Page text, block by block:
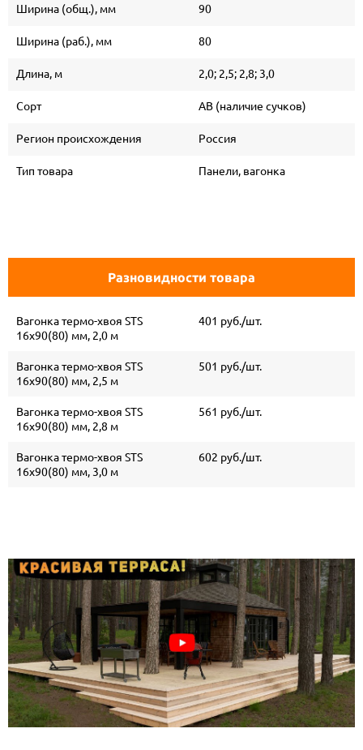
Ширина (общ.), мм 90
Ширина (раб.), мм 80
Длина, м 2,0; 2,5; 2,8; 3,0
Сорт АВ (наличие сучков)
Регион происхождения Россия
Тип товара Панели, вагонка
Разновидности товара
Вагонка термо-хвоя STS
16х90(80) мм, 2,0 м
401 руб./шт.
Вагонка термо-хвоя STS
16х90(80) мм, 2,5 м
501 руб./шт.
Вагонка термо-хвоя STS
16х90(80) мм, 2,8 м
561 руб./шт.
Вагонка термо-хвоя STS
16х90(80) мм, 3,0 м
602 руб./шт.